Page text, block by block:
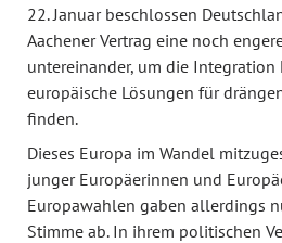
22. Januar beschlossen
Aachener Vertrag eine noch
untereinander, um die
europäische Lösungen für
finden.
Dieses Europa im Wandel
junger Europäerinnen und
Europawahlen gaben allerdings
Stimme ab. In ihrem politischen